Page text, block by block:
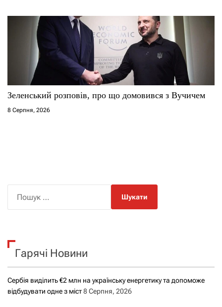
Зеленський розповів, про що домовився з Вучичем
8 Серпня, 2026
к
Гарячі Новини
Сербія виділить €2 млн на українську енергетику та допоможе
відбудувати одне з міст8 Серпня, 2026